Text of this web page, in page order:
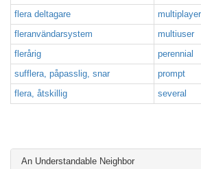
flera deltagare
multiplayer
fleranvändarsystem
multiuser
flerårig
perennial
sufflera, påpasslig, snar
prompt
flera, åtskillig
several
An Understandable Neighbor